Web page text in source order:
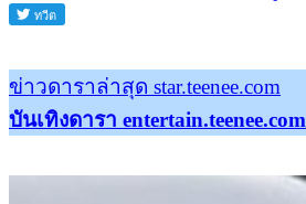
ข่าวดาราล่าสุด star.teenee.com
บันเทิงดารา entertain.teenee.com